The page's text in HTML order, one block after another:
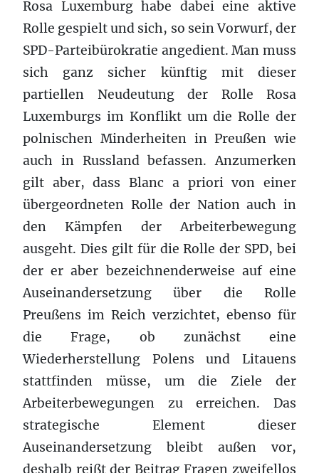
Rosa Luxemburg habe dabei eine aktive
Rolle gespielt und sich, so sein Vorwurf, der
SPD-Parteibürokratie angedient. Man muss
sich ganz sicher künftig mit dieser
partiellen Neudeutung der Rolle Rosa
Luxemburgs im Konflikt um die Rolle der
polnischen Minderheiten in Preußen wie
auch in Russland befassen. Anzumerken
gilt aber, dass Blanc a priori von einer
übergeordneten Rolle der Nation auch in
den Kämpfen der Arbeiterbewegung
ausgeht. Dies gilt für die Rolle der SPD, bei
der er aber bezeichnenderweise auf eine
Auseinandersetzung über die Rolle
Preußens im Reich verzichtet, ebenso für
die Frage, ob zunächst eine
Wiederherstellung Polens und Litauens
stattfinden müsse, um die Ziele der
Arbeiterbewegungen zu erreichen. Das
strategische Element dieser
Auseinandersetzung bleibt außen vor,
deshalb reißt der Beitrag Fragen zweifellos